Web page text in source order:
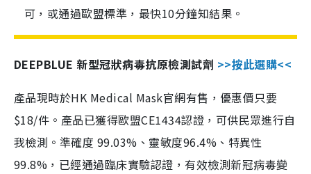
可，或通過歐盟標準，最快10分鐘知結果。
DEEPBLUE 新型冠狀病毒抗原檢測試劑 >>按此選購<<
產品現時於HK Medical Mask官網有售，優惠價只要
$18/件。產品已獲得歐盟CE1434認證，可供民眾進行自
我檢測。準確度 99.03%、靈敏度96.4%、特異性
99.8%，已經通過臨床實驗認證，有效檢測新冠病毒變